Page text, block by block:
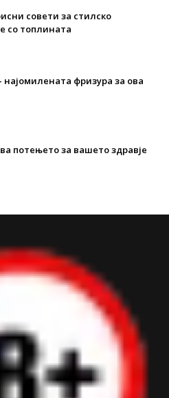
совети за стилско
со топлината
најомилената фризура за ова
потењето за вашето здравје